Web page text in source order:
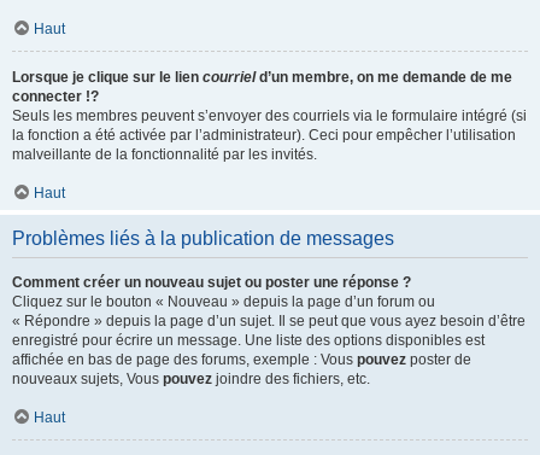
Haut
Lorsque je clique sur le lien courrield’un membre, on me demande de me
connecter !?
Seuls les membres peuvent s’envoyer des courriels via le formulaire intégré (si
la fonction a été activée par l’administrateur). Ceci pour empêcher l’utilisation
malveillante de la fonctionnalité par les invités.
Haut
Problèmes liés à la publication de messages
Comment créer un nouveau sujet ou poster une réponse ?
Cliquez sur le bouton « Nouveau » depuis la page d’un forum ou
« Répondre » depuis la page d’un sujet. Il se peut que vous ayez besoin d’être
enregistré pour écrire un message. Une liste des options disponibles est
affichée en bas de page des forums, exemple : Vous pouvez poster de
nouveaux sujets, Vous pouvez joindre des fichiers, etc.
Haut